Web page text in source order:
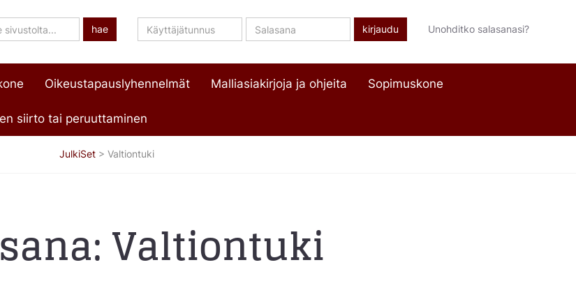
hae Käyttäjätunnus Salasana Unohditko salasanasi?
Oikeustapauslyhennelmät Malliasiakirjoja ja ohjeita Sopimuskone
siirto tai peruuttaminen
JulkiSet > Valtiontuki
Valtiontuki